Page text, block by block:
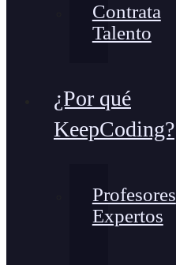
Contrata
Talento
¿Por qué
KeepCoding?
Profesores
Expertos